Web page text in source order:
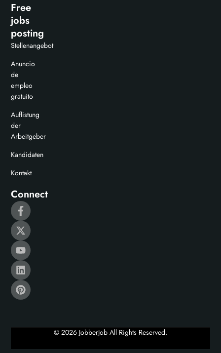
Free
jobs
posting
Stellenangebot
Anuncio
de
empleo
gratuito
Auflistung
der
Arbeitgeber
Kandidaten
Kontakt
Connect
© 2026 JobberJob All Rights Reserved.